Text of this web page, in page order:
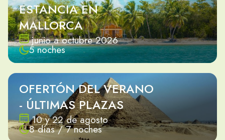
ESTANCIA EN
MALLORCA
junio a octubre 2026
5 noches
OFERTÓN DEL VERANO
- ÚLTIMAS PLAZAS
10 y 22 de agosto
8 días / 7 noches